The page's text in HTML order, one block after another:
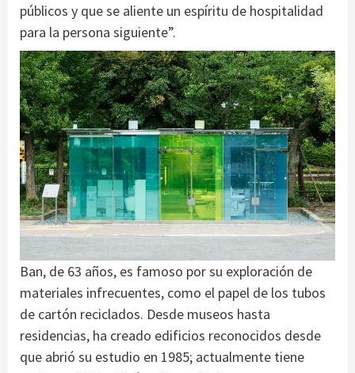
públicos y que se aliente un espíritu de hospitalidad
para la persona siguiente”.
Ban, de 63 años, es famoso por su exploración de
materiales infrecuentes, como el papel de los tubos
de cartón reciclados. Desde museos hasta
residencias, ha creado edificios reconocidos desde
que abrió su estudio en 1985; actualmente tiene